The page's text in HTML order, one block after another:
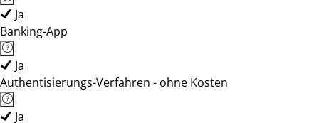
Ja
Banking-App
Ja
Authentisierungs-Verfahren - ohne Kosten
Ja